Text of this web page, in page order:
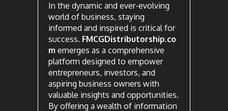
In the dynamic and ever-evolving
world of business, staying
informed and inspired is critical for
success. FMCGDistributorship.co
m emerges as a comprehensive
platform designed to empower
entrepreneurs, investors, and
aspiring business owners with
valuable insights and opportunities.
By offering a wealth of information